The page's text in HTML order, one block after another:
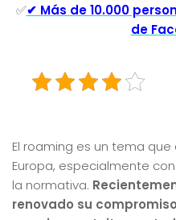
✅✔ Más de 10.000
de
El roaming es un tema
Europa, especialmente
la normativa.
renovado su